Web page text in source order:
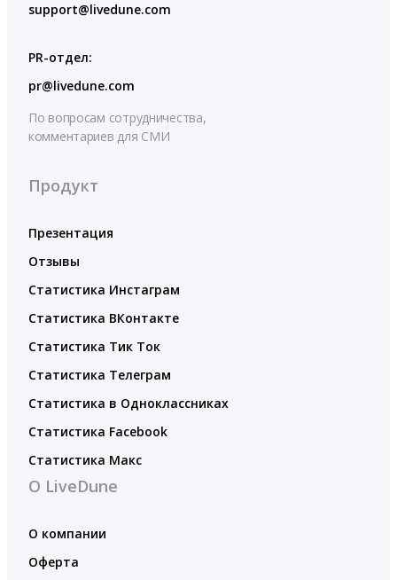
support@livedune.com
PR-отдел:
pr@livedune.com
По вопросам сотрудничества,
комментариев для СМИ
Продукт
Презентация
Отзывы
Статистика Инстаграм
Статистика ВКонтакте
Статистика Тик Ток
Статистика Телеграм
Статистика в Одноклассниках
Статистика Facebook
Статистика Макс
О LiveDune
О компании
Оферта